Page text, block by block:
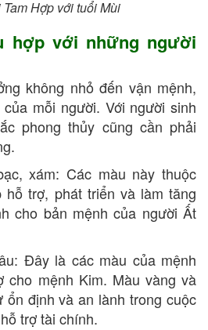
Tam Hợp với tuổi Mùi
hợp với những người
không nhỏ đến vận mệnh,
mỗi người. Với người sinh
phong thủy cũng cần phải
xám: Các màu này thuộc
hỗ trợ, phát triển và làm tăng
cho bản mệnh của người Ất
Đây là các màu của mệnh
cho mệnh Kim. Màu vàng và
ổn định và an lành trong cuộc
trợ tài chính.